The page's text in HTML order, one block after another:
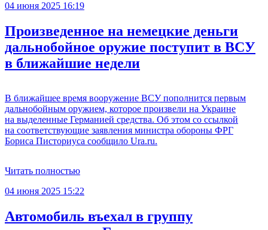
04 июня 2025 16:19
Произведенное на немецкие деньги
дальнобойное оружие поступит в ВСУ
в ближайшие недели
В ближайшее время вооружение ВСУ пополнится первым
дальнобойным оружием, которое произвели на Украине
на выделенные Германией средства. Об этом со ссылкой
на соответствующие заявления министра обороны ФРГ
Бориса Писториуса сообщило Ura.ru.
Читать полностью
04 июня 2025 15:22
Автомобиль въехал в группу